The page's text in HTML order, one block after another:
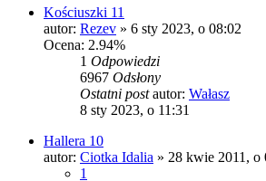
Kościuszki 11
autor: Rezev » 6 sty 2023, o 08:02
Ocena: 2.94%
1 Odpowiedzi
6967 Odsłony
Ostatni postautor: Wałasz
8 sty 2023, o 11:31
Hallera 10
autor: Ciotka Idalia » 28 kwie 2011, o
1